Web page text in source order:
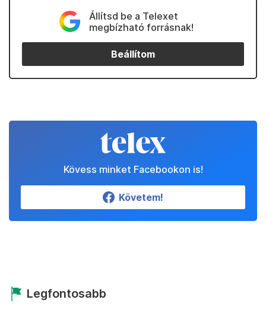
Állítsd be a Telexet
megbízható forrásnak!
Beállítom
Kövess minket Facebookon is!
Követem!
Legfontosabb